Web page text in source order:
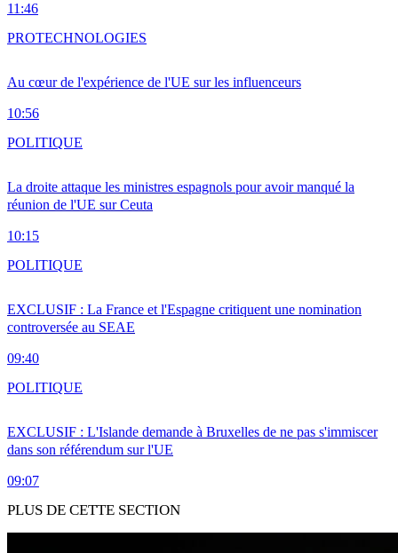
11:46
Au cœur de l'expérience de l'UE sur les influenceurs
10:56
PROTECHNOLOGIES
La droite attaque les ministres espagnols pour avoir manqué la
réunion de l'UE sur Ceuta
10:15
POLITIQUE
EXCLUSIF : La France et l'Espagne critiquent une nomination
controversée au SEAE
09:40
POLITIQUE
EXCLUSIF : L'Islande demande à Bruxelles de ne pas s'immiscer
dans son référendum sur l'UE
09:07
POLITIQUE
PLUS DE CETTE SECTION